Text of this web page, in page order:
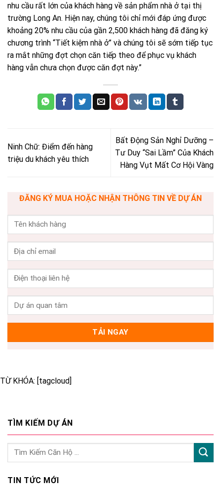
nhu cầu rất lớn của khách hàng về sản phẩm nhà ở tại thị
trường Long An. Hiện nay, chúng tôi chỉ mới đáp ứng được
khoảng 20% nhu cầu của gần 2,500 khách hàng đã đăng ký
chương trình “Tiết kiệm nhà ở” và chúng tôi sẽ sớm tiếp tục
ra mắt những đợt chọn căn tiếp theo để phục vụ khách
hàng vẫn chưa chọn được căn đợt này.”
Ninh Chữ: Điểm đến hàng
triệu du khách yêu thích
Bất Động Sản Nghỉ Dưỡng –
Tư Duy “Sai Lầm” Của Khách
Hàng Vụt Mất Cơ Hội Vàng
ĐĂNG KÝ MUA HOẶC NHẬN THÔNG TIN VỀ DỰ ÁN
TỪ KHÓA: [tagcloud]
TÌM KIẾM DỰ ÁN
TIN TỨC MỚI